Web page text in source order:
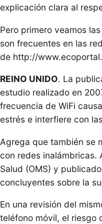
explicación clara al
Pero primero veamos
son frecuentes en las
de http://
REINO UNIDO. La
estudio realizado en
frecuencia de WiFi
estrés e interfiere con
Agrega que también se
con redes inalámbricas.
Salud (OMS) y
concluyentes sobre la
En una revisión del
teléfono móvil, el riesgo